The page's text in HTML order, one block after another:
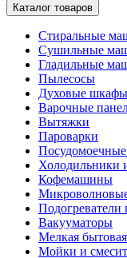
Каталог товаров
Стиральные
Сушильные
Гладильные
Пылесосы
Духовые шкафы
Варочные
Вытяжки
Пароварки
Холодильники
Кофемашины
Подогреватели
Вакууматоры
Мелкая
Мойки и